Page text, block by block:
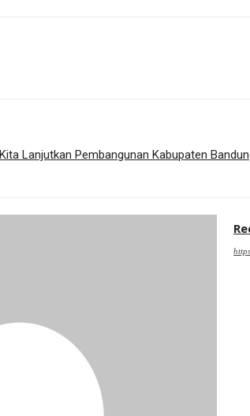
Lanjutkan Pembangunan Kabupaten